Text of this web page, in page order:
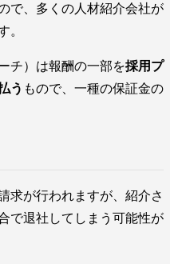
で、多くの人材紹介会社が
。
チ）は報酬の一部を採用プ
う もので、一種の保証金の
求が行われますが、紹介さ
で退社してしまう可能性が